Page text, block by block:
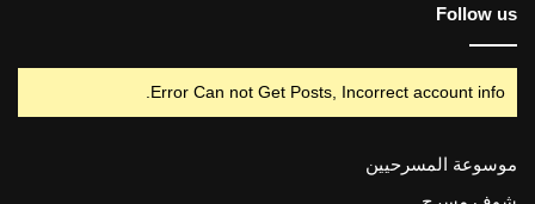
Follow us
Error Can not Get Posts, Incorrect account info.
موسوعة المسرحيين